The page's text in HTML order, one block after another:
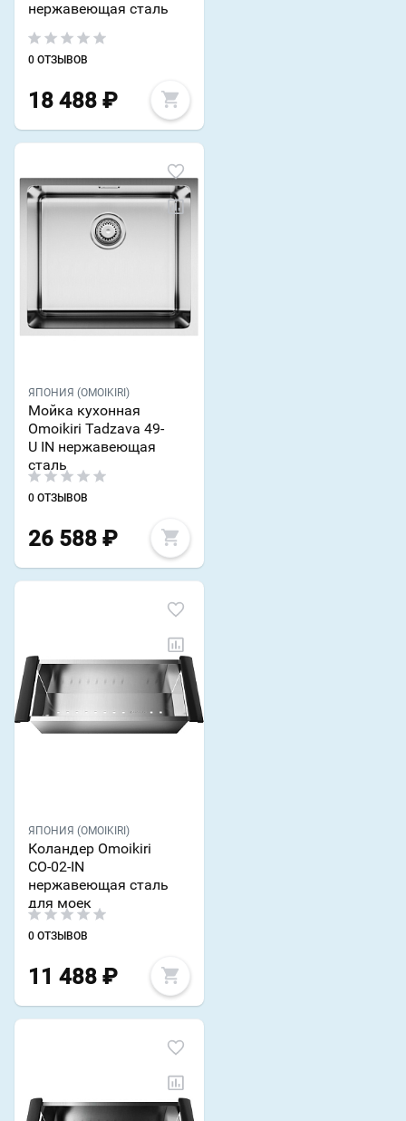
нержавеющая сталь
0 ОТЗЫВОВ
18 488 ₽
ЯПОНИЯ (OMOIKIRI)
Мойка кухонная
Omoikiri Tadzava 49-
U IN нержавеющая
сталь
0 ОТЗЫВОВ
26 588 ₽
ЯПОНИЯ (OMOIKIRI)
Коландер Omoikiri
CO-02-IN
нержавеющая сталь
для моек
0 ОТЗЫВОВ
11 488 ₽